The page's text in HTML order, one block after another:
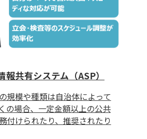
報共有システム（ASP）
規模や種類は自治体によって
の場合、一定金額以上の公共
付けられたり、推奨されたり